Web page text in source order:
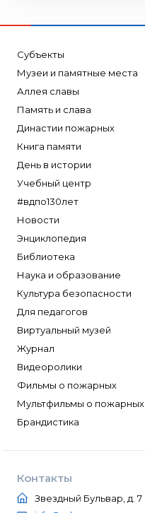
Субъекты
Музеи и памятные места
Аллея славы
Память и слава
Династии пожарных
Книга памяти
День в истории
Учебный центр
#вдпо130лет
Новости
Энциклопедия
Библиотека
Наука и образование
Культура безопасности
Для педагогов
Виртуальный музей
Журнал
Видеоролики
Фильмы о пожарных
Мультфильмы о пожарных
Брандистика
Контакты
Звездный Бульвар, д. 7